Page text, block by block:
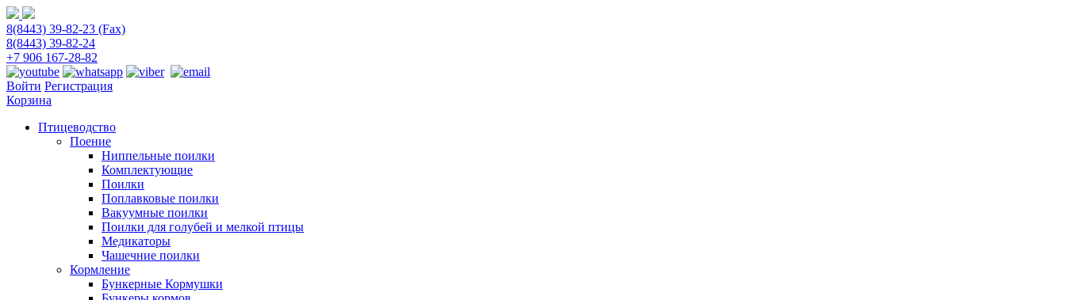
8(8443) 39-82-23 (Fax)
8(8443) 39-82-24
+7 906 167-28-82
Войти Регистрация
Корзина
Птицеводство
Поение
Ниппельные поилки
Комплектующие
Поилки
Поплавковые поилки
Вакуумные поилки
Поилки для голубей и мелкой птицы
Медикаторы
Чашечние поилки
Кормление
Бункерные Кормушки